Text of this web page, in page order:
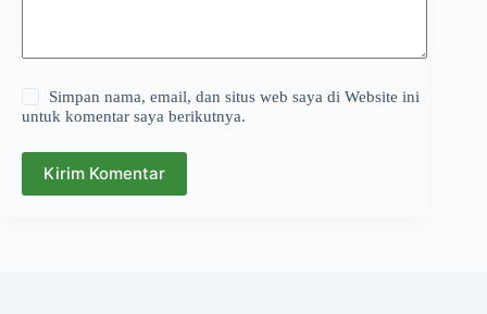
Simpan nama, email, dan situs web saya di Website ini
untuk komentar saya berikutnya.
Kirim Komentar